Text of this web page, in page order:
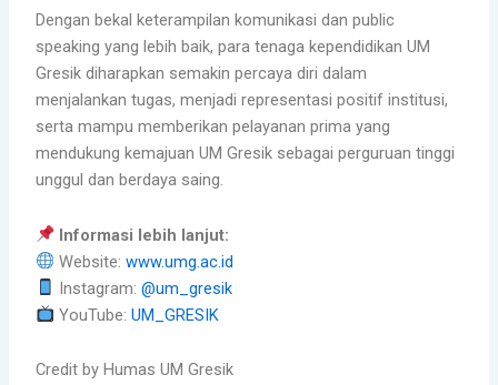
Dengan bekal keterampilan komunikasi dan public
speaking yang lebih baik, para tenaga kependidikan UM
Gresik diharapkan semakin percaya diri dalam
menjalankan tugas, menjadi representasi positif institusi,
serta mampu memberikan pelayanan prima yang
mendukung kemajuan UM Gresik sebagai perguruan tinggi
unggul dan berdaya saing.
Informasi lebih lanjut:
Website:www.umg.ac.id
Instagram:@um_gresik
YouTube:UM_GRESIK
Credit by Humas UM Gresik